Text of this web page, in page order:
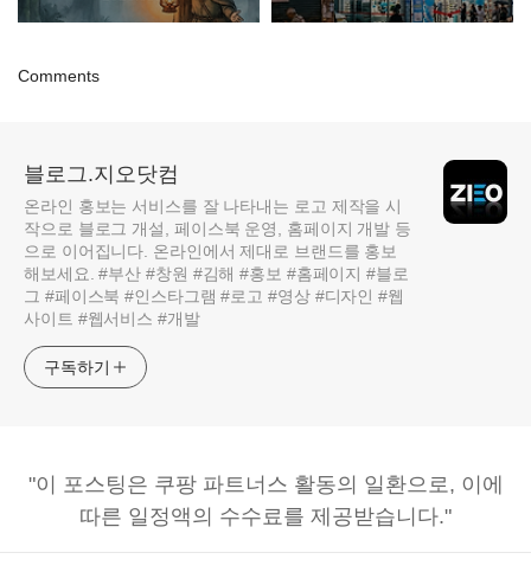
Comments
블로그.지오닷컴
온라인 홍보는 서비스를 잘 나타내는 로고 제작을 시
작으로 블로그 개설, 페이스북 운영, 홈페이지 개발 등
으로 이어집니다. 온라인에서 제대로 브랜드를 홍보
해보세요. #부산 #창원 #김해 #홍보 #홈페이지 #블로
그 #페이스북 #인스타그램 #로고 #영상 #디자인 #웹
사이트 #웹서비스 #개발
구독하기
"이 포스팅은 쿠팡 파트너스 활동의 일환으로, 이에
따른 일정액의 수수료를 제공받습니다."